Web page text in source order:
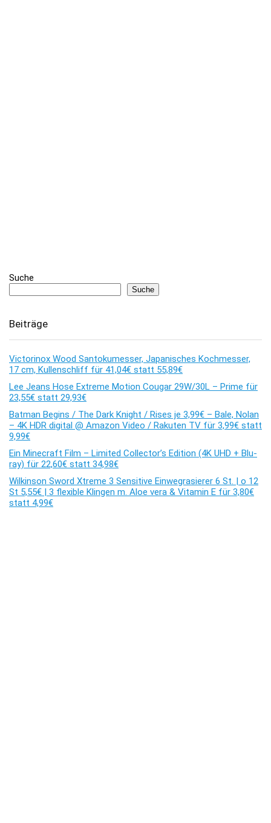
Suche
Suche
Beiträge
Victorinox Wood Santokumesser, Japanisches Kochmesser,
17 cm, Kullenschliff für 41,04€ statt 55,89€
Lee Jeans Hose Extreme Motion Cougar 29W/30L – Prime für
23,55€ statt 29,93€
Batman Begins / The Dark Knight / Rises je 3,99€ – Bale, Nolan
– 4K HDR digital @ Amazon Video / Rakuten TV für 3,99€ statt
9,99€
Ein Minecraft Film – Limited Collector’s Edition (4K UHD + Blu-
ray) für 22,60€ statt 34,98€
Wilkinson Sword Xtreme 3 Sensitive Einwegrasierer 6 St. | o 12
St 5,55€ | 3 flexible Klingen m. Aloe vera & Vitamin E für 3,80€
statt 4,99€